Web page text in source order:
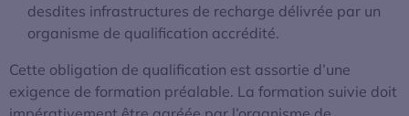
desdites infrastructures de recharge délivrée par un
organisme de qualification accrédité.
Cette obligation de qualification est assortie d’une
exigence de formation préalable. La formation suivie doit